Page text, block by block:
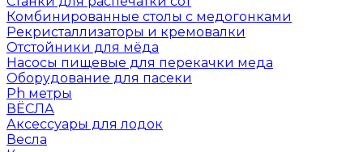
Комбинированные столы с медогонками
Рекристаллизаторы и кремовалки
Отстойники для мёда
Насосы пищевые для перекачки меда
Оборудование для пасеки
Ph метры
ВЁСЛА
Аксессуары для лодок
Весла